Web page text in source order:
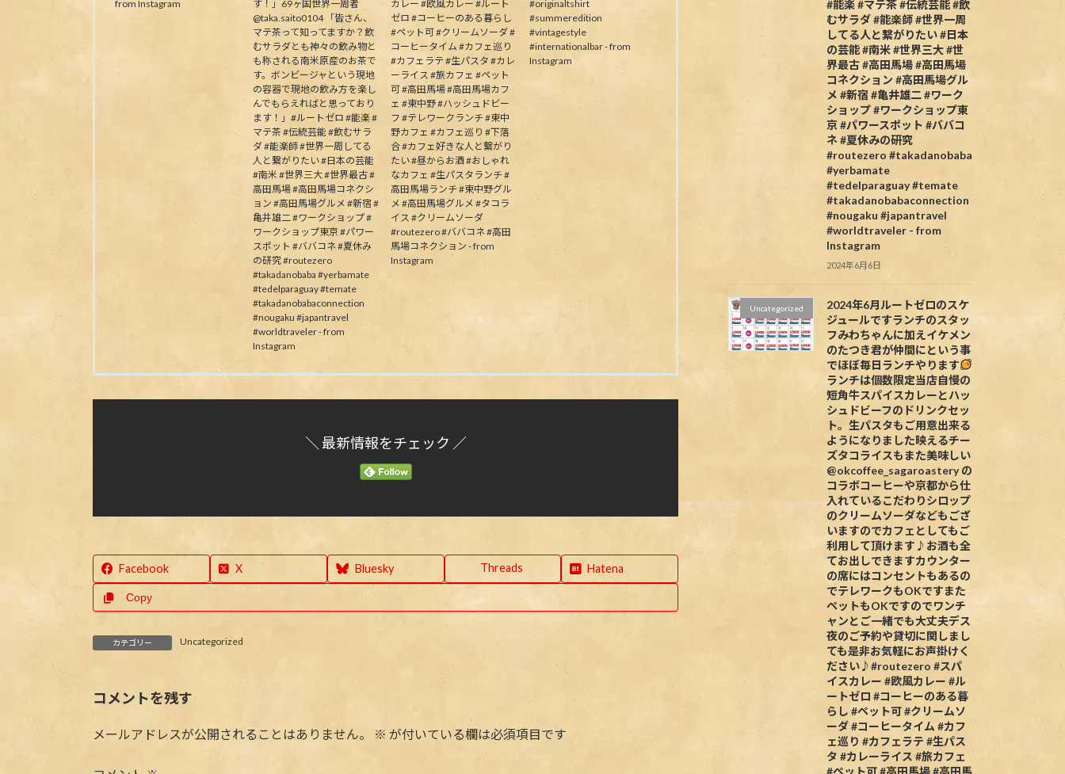
from Instagram
す！」69ヶ国世界一周者
@taka.saito0104 「皆さん、
マテ茶って知ってますか？飲
むサラダとも神々の飲み物と
も称される南米原産のお茶で
す。ボンビージャという現地
の容器で現地の飲み方を楽し
んでもらえればと思っており
ます！」#ルートゼロ #能楽 #
マテ茶 #伝統芸能 #飲むサラ
ダ #能楽師 #世界一周してる
人と繋がりたい #日本の芸能
#南米 #世界三大 #世界最古 #
高田馬場 #高田馬場コネクシ
ョン #高田馬場グルメ #新宿 #
亀井雄二 #ワークショップ #
ワークショップ東京 #パワー
スポット #ババコネ #夏休み
の研究 #routezero
#takadanobaba #yerbamate
#tedelparaguay #temate
#takadanobabaconnection
#nougaku #japantravel
#worldtraveler - from
Instagram
カレー #欧風カレー #ルート
ゼロ #コーヒーのある暮らし
#ペット可 #クリームソーダ #
コーヒータイム #カフェ巡り
#カフェラテ #生パスタ #カレ
ーライス #旅カフェ #ペット
可 #高田馬場 #高田馬場カフ
ェ #東中野 #ハッシュドビー
フ #テレワークランチ #東中
野カフェ #カフェ巡り #下落
合 #カフェ好きな人と繋がり
たい #昼からお酒 #おしゃれ
なカフェ #生パスタランチ #
高田馬場ランチ #東中野グル
メ #高田馬場グルメ #タコラ
イス #クリームソーダ
#routezero #ババコネ #高田
馬場コネクション - from
Instagram
#originaltshirt
#summeredition
#vintagestyle
#internationalbar - from
Instagram
＼ 最新情報をチェック ／
Facebook X Bluesky Threads Hatena
Copy
カテゴリー Uncategorized
コメントを残す
メールアドレスが公開されることはありません。 ※ が付いている欄は必須項目です
#能楽 #マテ茶 #伝統芸能 #飲
むサラダ #能楽師 #世界一周
してる人と繋がりたい #日本
の芸能 #南米 #世界三大 #世
界最古 #高田馬場 #高田馬場
コネクション #高田馬場グル
メ #新宿 #亀井雄二 #ワーク
ショップ #ワークショップ東
京 #パワースポット #ババコ
ネ #夏休みの研究
#routezero #takadanobaba
#yerbamate
#tedelparaguay #temate
#takadanobabaconnection
#nougaku #japantravel
#worldtraveler - from
Instagram
2024年6月6日
Uncategorized
2024年6月ルートゼロのスケ
ジュールですランチのスタッ
フみわちゃんに加えイケメン
のたつき君が仲間にという事
でほぼ毎日ランチやります
ランチは個数限定当店自慢の
短角牛スパイスカレーとハッ
シュドビーフのドリンクセッ
ト。生パスタもご用意出来る
ようになりました映えるチー
ズタコライスもまた美味しい
@okcoffee_sagaroastery の
コラボコーヒーや京都から仕
入れているこだわりシロップ
のクリームソーダなどもござ
いますのでカフェとしてもご
利用して頂けます♪お酒も全
てお出しできますカウンター
の席にはコンセントもあるの
でテレワークもOKですまた
ペットもOKですのでワンチ
ャンとご一緒でも大丈夫デス
夜のご予約や貸切に関しまし
ても是非お気軽にお声掛けく
ださい♪#routezero #スパ
イスカレー #欧風カレー #ル
ートゼロ #コーヒーのある暮
らし #ペット可 #クリームソ
ーダ #コーヒータイム #カフ
ェ巡り #カフェラテ #生パス
タ #カレーライス #旅カフェ
#ペット可 #高田馬場 #高田馬